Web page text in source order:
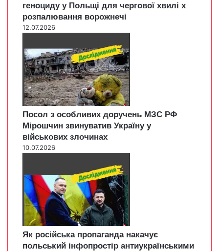
геноциду у Польщі для чергової хвилі х
розпалювання ворожнечі
12.07.2026
Посол з особливих доручень МЗС РФ
Мірошчин звинуватив Україну у
військових злочинах
10.07.2026
Як російська пропаганда накачує
польський інфопростір антиукраїнськими